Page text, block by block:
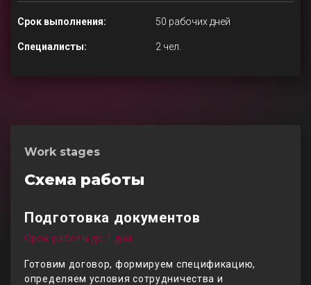
Срок выполнения: 50 рабочих дней
Специалисты: 2 чел.
Work stages
Схема работы
Подготовка документов
Срок работы до 1 дня
Готовим договор, формируем спецификацию,
определяем условия сотрудничества и